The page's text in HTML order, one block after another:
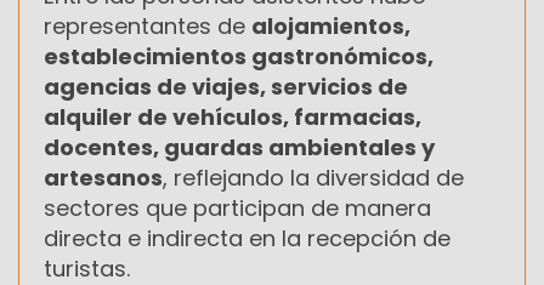
representantes de alojamientos,
establecimientos gastronómicos,
agencias de viajes, servicios de
alquiler de vehículos, farmacias,
docentes, guardas ambientales y
artesanos, reflejando la diversidad de
sectores que participan de manera
directa e indirecta en la recepción de
turistas.